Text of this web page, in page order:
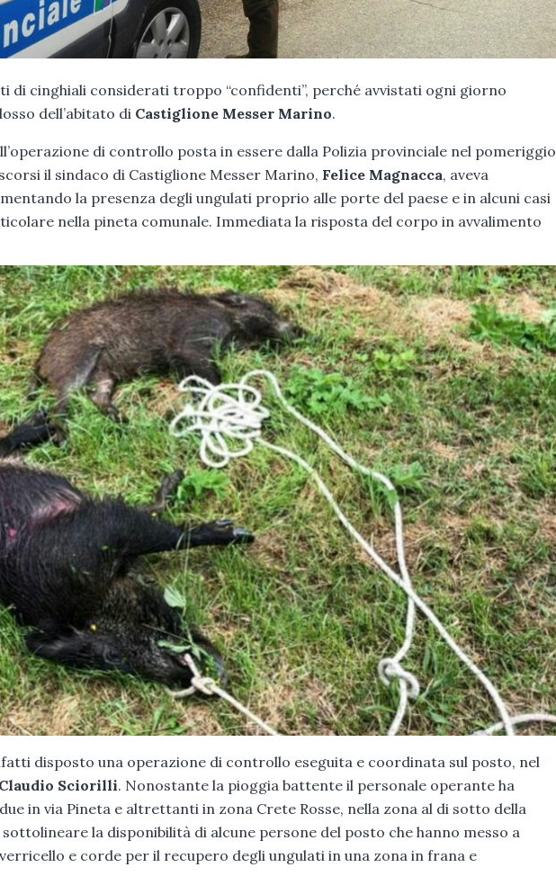
di cinghiali considerati troppo “confidenti”, perché avvistati ogni giorno
dell’abitato di Castiglione Messer Marino.
di controllo posta in essere dalla Polizia provinciale nel pomeriggio
il sindaco di Castiglione Messer Marino, Felice Magnacca, aveva
la presenza degli ungulati proprio alle porte del paese e in alcuni casi
nella pineta comunale. Immediata la risposta del corpo in avvalimento
disposto una operazione di controllo eseguita e coordinata sul posto, nel
Claudio Sciorilli. Nonostante la pioggia battente il personale operante ha
in via Pineta e altrettanti in zona Crete Rosse, nella zona al di sotto della
la disponibilità di alcune persone del posto che hanno messo a
e corde per il recupero degli ungulati in una zona in frana e